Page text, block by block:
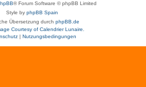
® Forum Software © phpBB Limited
Style by phpBB Spain
Übersetzung durch phpBB.de
Courtesy of Calendrier Lunaire.
| Nutzungsbedingungen